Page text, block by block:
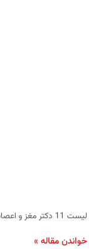
لیست 11 دکتر مغز و اعصاب و نورولوژی در تهران
خواندن مقاله »